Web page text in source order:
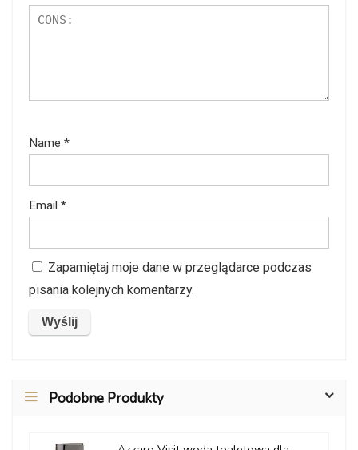
Name *
Email *
Zapamiętaj moje dane w przeglądarce podczas
pisania kolejnych komentarzy.
Podobne Produkty